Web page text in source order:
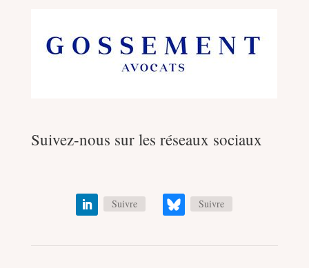
Suivez-nous sur les réseaux sociaux
Suivre Suivre